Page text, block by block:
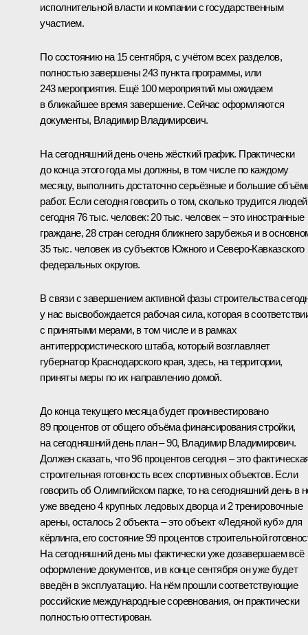
исполнительной власти и компании с государственным
участием.
По состоянию на 15 сентября, с учётом всех разделов,
полностью завершены 243 пункта программы, или
243 мероприятия. Ещё 100 мероприятий мы ожидаем
в ближайшее время завершение. Сейчас оформляются
документы, Владимир Владимирович.
На сегодняшний день очень жёсткий график. Практически
до конца этого года мы должны, в том числе по каждому
месяцу, выполнить достаточно серьёзные и большие
работ. Если сегодня говорить о том, сколько трудится
сегодня 76 тыс. человек: 20 тыс. человек – это иностранные
граждане, 28 стран сегодня ближнего зарубежья и в
35 тыс. человек из субъектов Южного и Северо-Кавказского
федеральных округов.
В связи с завершением активной фазы строительства
у нас высвобождается рабочая сила, которая в
с принятыми мерами, в том числе и в рамках
антитеррористического штаба, который возглавляет
губернатор Краснодарского края, здесь, на территории,
приняты меры по их направлению домой.
До конца текущего месяца будет проинвестировано
89 процентов от общего объёма финансирования стройки,
на сегодняшний день план – 90, Владимир Владимирович.
Должен сказать, что 96 процентов сегодня – это
строительная готовность всех спортивных объектов. Если
говорить об Олимпийском парке, то на сегодняшний день в
уже введено 4 крупных ледовых дворца и 2 тренировочные
арены, осталось 2 объекта – это объект «Ледяной куб» для
кёрлинга, его состояние 99 процентов строительной
На сегодняшний день мы фактически уже дозавершаем всё
оформление документов, и в конце сентября он уже будет
введён в эксплуатацию. На нём прошли соответствующие
российские международные соревнования, он практически
полностью оттестирован.